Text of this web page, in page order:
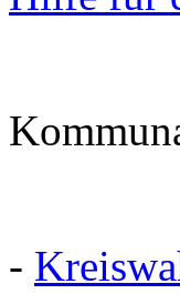
-